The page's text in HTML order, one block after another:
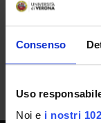
Consenso
Uso
Noi e i nostri